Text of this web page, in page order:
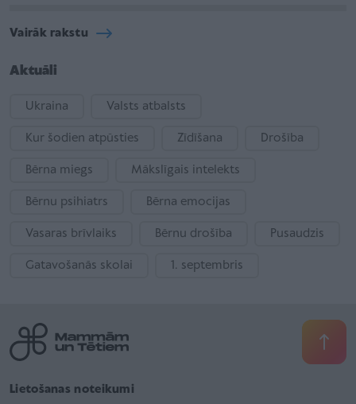
Vairāk rakstu
Aktuāli
Ukraina Valsts atbalsts
Kur šodien atpūsties Zīdīšana Drošība
Bērna miegs Mākslīgais intelekts
Bērnu psihiatrs Bērna emocijas
Vasaras brīvlaiks Bērnu drošība Pusaudzis
Gatavošanās skolai 1. septembris
Lietošanas noteikumi